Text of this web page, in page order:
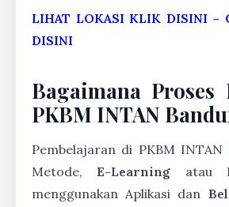
LIHAT LOKASI KLIK DISINI –
DISINI
Bagaimana
PKBM INTAN
Pembelajaran di PKBM INTAN
Metode,E-Learning atau
menggunakan Aplikasi dan